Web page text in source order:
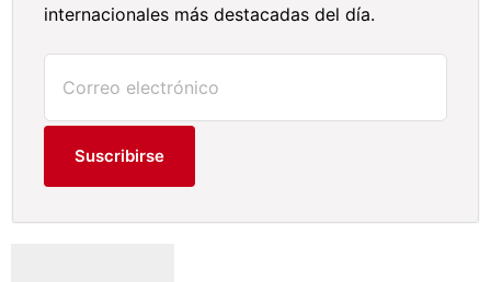
internacionales más destacadas del día.
Suscribirse